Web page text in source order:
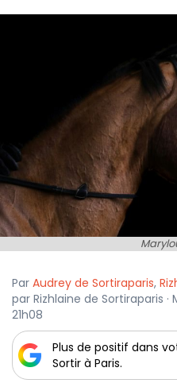
Par Audrey de Sortiraparis,
par Rizhlaine de Sortiraparis
21h08
Plus de positif dans
Sortir à Paris.